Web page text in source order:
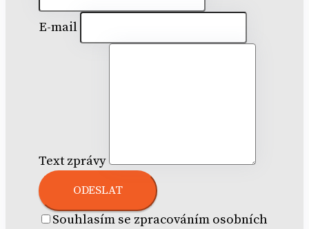
E-mail
Text zprávy
ODESLAT
Souhlasím se zpracováním osobních